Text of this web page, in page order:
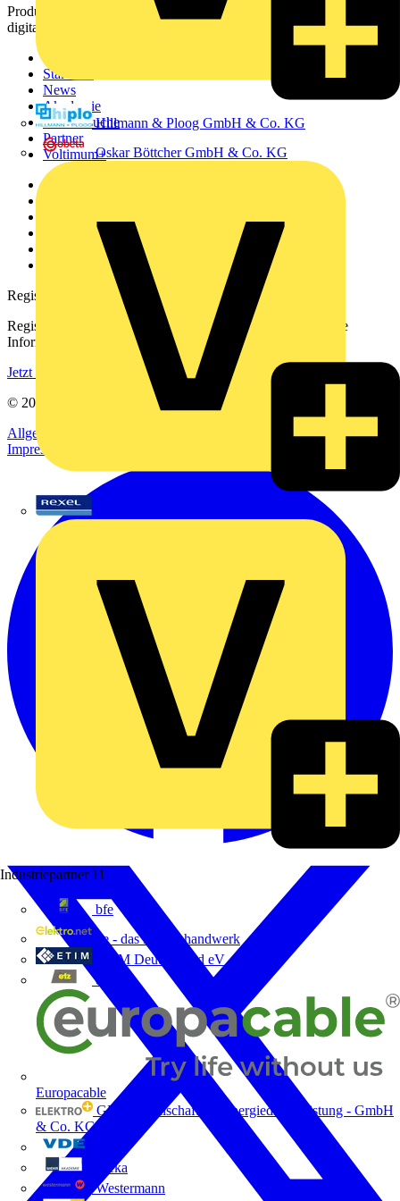
Hillmann & Ploog GmbH & Co. KG
Oskar Böttcher GmbH & Co. KG
Industriepartner 11
bfe
de - das Elektrohandwerk
ETIM Deutschland eV
etz
Europacable
GED Gesellschaft für Energiedienstleistung - GmbH
& Co. KG
Weka
Westermann
Produktinformationen, Schulungen und Tools – alles auf einer
digitalen Plattform und Community.
Startseite
News
Akademie
Produktsuche
Partner
Voltimum+
Downloadbereich (PDFs)
Häufig gestellte Fragen
voltimum.com
Registrierung
Registrieren Sie sich kostenlos und erhalten Sie stets aktuelle
Informationen aus der Elektroindustrie.
Jetzt registrieren
© 2002-
Allgemeine Geschäftsbedingungen
Datenschutzerklärung
Impressum